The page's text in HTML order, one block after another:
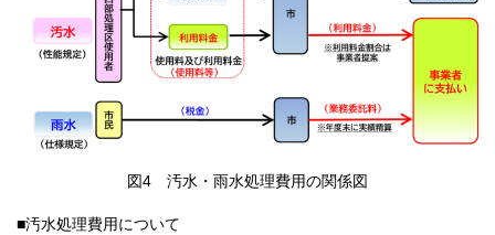
図4 汚水・雨水処理費用の関係図
■汚水処理費用について